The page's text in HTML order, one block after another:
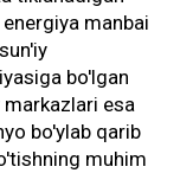
manbai
bo'lgan
esa
bo'ylab qarib
muhim